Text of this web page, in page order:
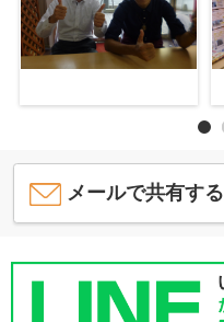
メールで共有する